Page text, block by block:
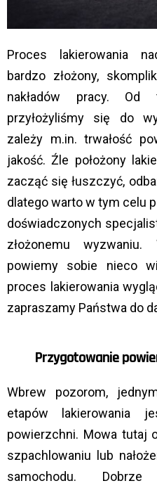
Proces lakierowania
bardzo złożony,
nakładów pracy. Od
przyłożyliśmy się do
zależy m.in. trwałość
jakość. Źle położony
zacząć się łuszczyć,
dlatego warto w tym celu
doświadczonych
złożonemu
powiemy sobie nieco
proces lakierowania
zapraszamy Państwa do
Przygotowanie
Wbrew pozorom,
etapów lakierowania
powierzchni. Mowa tutaj
szpachlowaniu lub
samochodu. Dobrze